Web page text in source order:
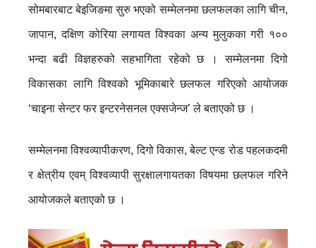
सोमबारबाट बेइजिङमा सुरु भएको सम्मेलनमा छलफलका लागि चीन,
जापान, दक्षिण कोरिया लगायत विश्वका अन्य मुलुकका गरी १००
भन्दा बढी विज्ञहरुको सहभागिता रहेको छ । सम्मेलनमा दिगो
विकासका लागि विश्वको भूमिकाबारे छलफल गरिएको आयोजक
‘चाइना सेन्टर फर इन्टरनेसनल एक्सजेन्ज’ ले बताएको छ ।
सम्मेलनमा विश्वव्यापीकरण, दिगो विकास, बेल्ट एन्ड रोड पहलकदमी
र क्षेत्रीय एवम् विश्वव्यापी सुरक्षालगायतका विषयमा छलफल गरिने
आयोजकले बताएको छ ।